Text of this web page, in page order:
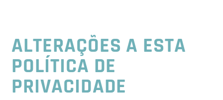
ALTERAÇÕES A ESTA
POLÍTICA DE
PRIVACIDADE